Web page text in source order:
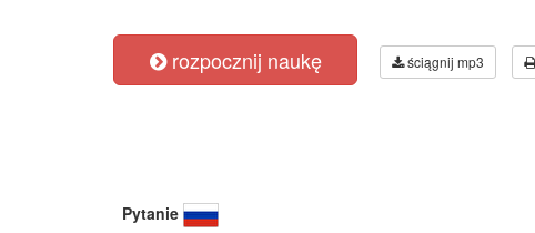
rozpocznij naukę ściągnij mp3
Pytanie